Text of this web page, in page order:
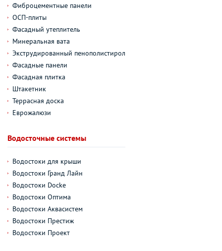
Фиброцементные панели
ОСП-плиты
Фасадный утеплитель
Минеральная вата
Экструдированный пенополистирол
Фасадные панели
Фасадная плитка
Штакетник
Террасная доска
Еврожалюзи
Водосточные системы
Водостоки для крыши
Водостоки Гранд Лайн
Водостоки Docke
Водостоки Оптима
Водостоки Аквасистем
Водостоки Престиж
Водостоки Проект